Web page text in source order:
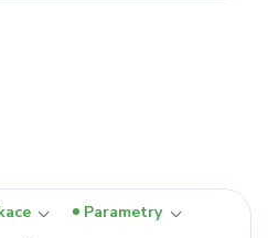
Parametry